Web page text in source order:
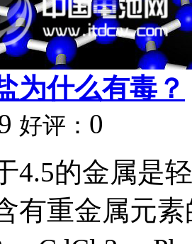
为什么有毒？
好评： 0
4.5的金属是
有重金属元